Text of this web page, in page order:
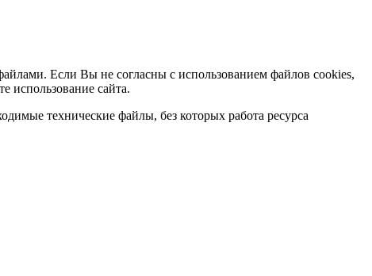
Если Вы не согласны с использованием файлов cookies,
использование сайта.
технические файлы, без которых работа ресурса